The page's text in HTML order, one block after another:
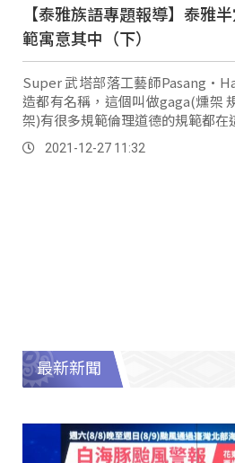
【泰雅族語專題報導】泰雅
範寓意其中（下）
Super 武塔部落工藝師
造都有名稱，這個叫做gaga(燻架
架)有很多規範倫理道德的規範都在
2021-12-27 11:32
最新新聞